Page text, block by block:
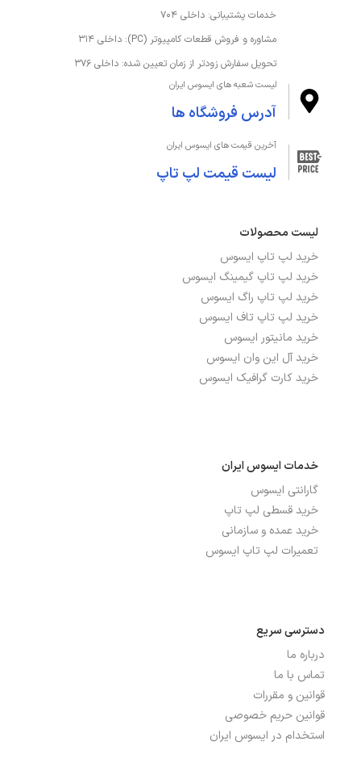
دارد
صفحه‌نمایش و تصویر
اندازه صفحه نمایش 15.6 اینچ
دقت صفحه نمایش WQHD 2560 x 1440
صفحه نمایش لمسی خیر
نرخ بروزرسانی
نوع صفحه نمایش
درگاه‌ها، ارتباطات و شبکه
بلوتوث دارد
پورت HDMI
پورت USB TYPE-C
توضیحات باتری
نوع باتری
صدا و دوربین
خدمات پشتیبانی: داخلی ۷۰۴
مشاوره و فروش قطعات کامپیوتر (PC): داخلی ۳۱۴
تحویل سفارش زودتر از زمان تعیین شده: داخلی ۳۷۶
لیست شعبه های ایسوس ایران
آدرس فروشگاه ها
آخرین قیمت های ایسوس ایران
لیست قیمت لپ تاپ
لیست محصولات
خرید لپ تاپ ایسوس
خرید لپ تاپ گیمینگ ایسوس
خرید لپ تاپ راگ ایسوس
خرید لپ تاپ تاف ایسوس
خرید مانیتور ایسوس
خرید آل این وان ایسوس
خرید کارت گرافیک ایسوس
خدمات ایسوس ایران
گارانتی ایسوس
خرید قسطی لپ تاپ
خرید عمده و سازمانی
تعمیرات لپ تاپ ایسوس
دسترسی سریع
درباره ما
تماس با ما
قوانین و مقررات
قوانین حریم خصوصی
استخدام در ایسوس ایران